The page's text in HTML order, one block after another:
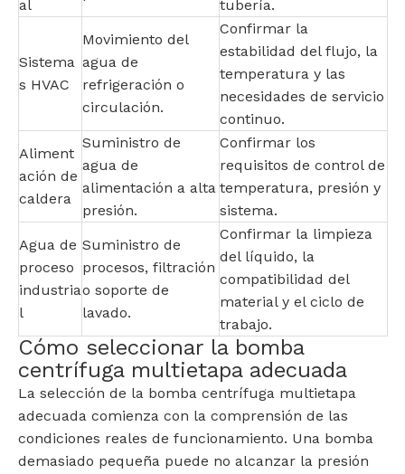
al
tubería.
Sistema
s HVAC
Movimiento del
agua de
refrigeración o
circulación.
Confirmar la
estabilidad del flujo, la
temperatura y las
necesidades de servicio
continuo.
Aliment
ación de
caldera
Suministro de
agua de
alimentación a alta
presión.
Confirmar los
requisitos de control de
temperatura, presión y
sistema.
Agua de
proceso
industria
l
Suministro de
procesos, filtración
o soporte de
lavado.
Confirmar la limpieza
del líquido, la
compatibilidad del
material y el ciclo de
trabajo.
Cómo seleccionar la bomba
centrífuga multietapa adecuada
La selección de la bomba centrífuga multietapa
adecuada comienza con la comprensión de las
condiciones reales de funcionamiento. Una bomba
demasiado pequeña puede no alcanzar la presión